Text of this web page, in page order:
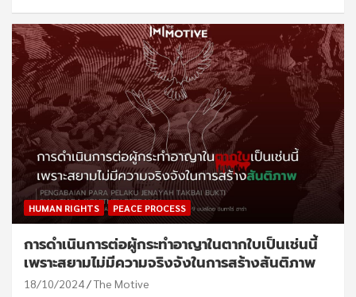
HUMAN RIGHTS PEACE PROCESS
การดำเนินการต่อผู้กระทำอาญาในตากใบเป็นเช่นนี้
เพราะสยามไม่มีความจริงจังในการสร้างสันติภาพ
18/10/2024 The Motive